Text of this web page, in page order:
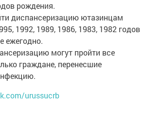
рождения.
диспансеризацию ютазинцам
1992, 1989, 1986, 1983, 1982 годов
ежегодно.
могут пройти все
граждане, перенесшие
urussucrb